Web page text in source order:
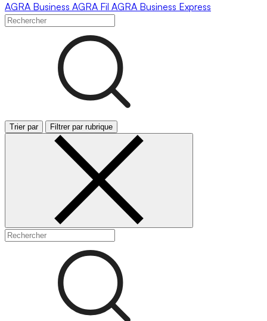
AGRA Business AGRA Fil AGRA Business Express
Trier par Filtrer par rubrique